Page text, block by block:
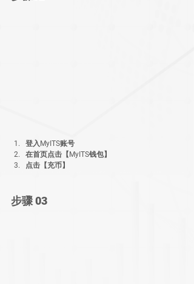
登入MyITS账号
在首页点击【MyITS钱包】
点击【充币】
步骤 03